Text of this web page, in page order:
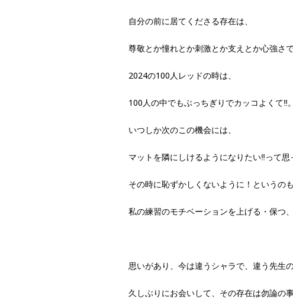
自分の前に居てくださる存在は、
尊敬とか憧れとか刺激とか支えとか心強さで
2024の100人レッドの時は、
100人の中でもぶっちぎりでカッコよくて‼︎。
いつしか次のこの機会には、
マットを隣にしけるようになりたい‼︎って思
その時に恥ずかしくないように！というのも
私の練習のモチベーションを上げる・保つ
思いがあり、今は違うシャラで、違う先生
久しぶりにお会いして、その存在は勿論の事